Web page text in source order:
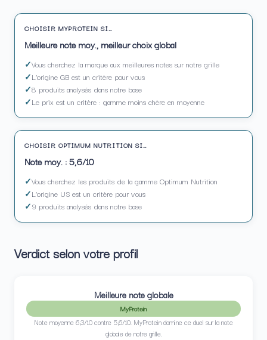
CHOISIR MYPROTEIN SI…
Meilleure note moy., meilleur choix global
Vous cherchez la marque aux meilleures notes sur notre grille
L’origine GB est un critère pour vous
8 produits analysés dans notre base
Le prix est un critère : gamme moins chère en moyenne
CHOISIR OPTIMUM NUTRITION SI…
Note moy. : 5,6/10
Vous cherchez les produits de la gamme Optimum Nutrition
L’origine US est un critère pour vous
9 produits analysés dans notre base
Verdict selon votre profil
Meilleure note globale
MyProtein
Note moyenne 6,3/10 contre 5,6/10. MyProtein domine ce duel sur la note
globale de notre grille.